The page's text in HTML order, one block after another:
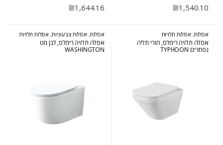
₪1,540.10
₪1,644.16
אסלות, אסלות תלויות
אסלה תלויה רימלס, חורי תליה
נסתרים TYPHOON
אסלות, אסלות צבעוניות, אסלות תלויות
אסלה תלויה רימלס, לבן מט
WASHINGTON